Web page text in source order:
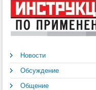
Новости
Обсуждение
Общение